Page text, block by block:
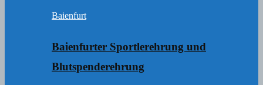
Baienfurt
Baienfurter Sportlerehrung und
Blutspenderehrung